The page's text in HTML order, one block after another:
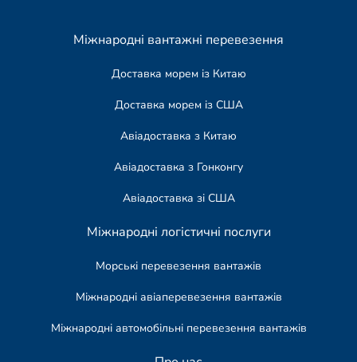
Міжнародні вантажні перевезення
Доставка морем із Китаю
Доставка морем із США
Авіадоставка з Китаю
Авіадоставка з Гонконгу
Авіадоставка зі США
Міжнародні логістичні послуги
Морські перевезення вантажів
Міжнародні авіаперевезення вантажів
Міжнародні автомобільні перевезення вантажів